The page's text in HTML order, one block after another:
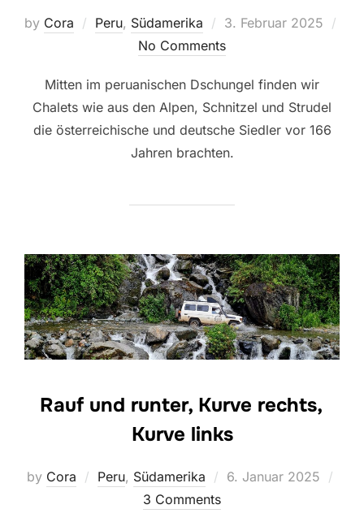
by Cora Peru, Südamerika
Posted
on
3. Februar 2025
No Comments
Mitten im peruanischen Dschungel finden wir
Chalets wie aus den Alpen, Schnitzel und Strudel
die österreichische und deutsche Siedler vor 166
Jahren brachten.
Rauf und runter, Kurve rechts,
Kurve links
by Cora Peru, Südamerika
Posted
6. Januar 2025
3 Comments